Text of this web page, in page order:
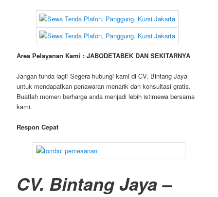
Area Pelayanan Kami : JABODETABEK DAN SEKITARNYA
Jangan tunda lagi! Segera hubungi kami di CV. Bintang Jaya
untuk mendapatkan penawaran menarik dan konsultasi gratis.
Buatlah momen berharga anda menjadi lebih istimewa bersama
kami.
Respon Cepat
CV. Bintang Jaya –